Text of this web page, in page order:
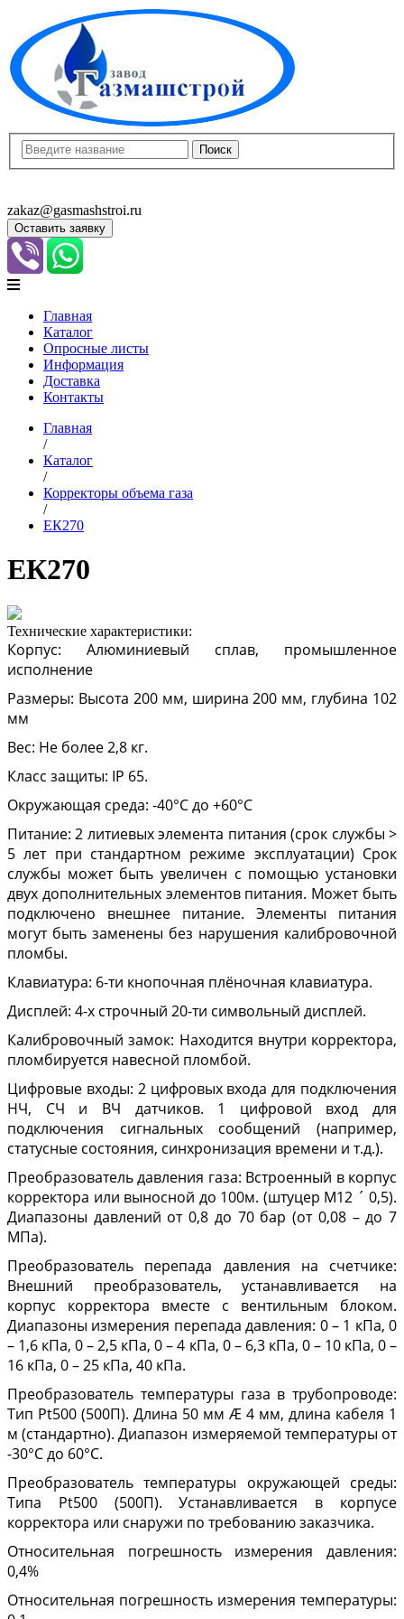
zakaz@gasmashstroi.ru
Оставить заявку
Главная
Каталог
Опросные листы
Информация
Доставка
Контакты
Главная
/
Каталог
/
Корректоры объема газа
/
ЕК270
ЕК270
Технические характеристики:
Корпус: Алюминиевый сплав, промышленное
исполнение
Размеры: Высота 200 мм, ширина 200 мм, глубина 102
мм
Вес: Не более 2,8 кг.
Класс защиты: IP 65.
Окружающая среда: -40°С до +60°С
Питание: 2 литиевых элемента питания (срок службы >
5 лет при стандартном режиме эксплуатации) Срок
службы может быть увеличен с помощью установки
двух дополнительных элементов питания. Может быть
подключено внешнее питание. Элементы питания
могут быть заменены без нарушения калибровочной
пломбы.
Клавиатура: 6-ти кнопочная плёночная клавиатура.
Дисплей: 4-х строчный 20-ти символьный дисплей.
Калибровочный замок: Находится внутри корректора,
пломбируется навесной пломбой.
Цифровые входы: 2 цифровых входа для подключения
НЧ, СЧ и ВЧ датчиков. 1 цифровой вход для
подключения сигнальных сообщений (например,
статусные состояния, синхронизация времени и т.д.).
Преобразователь давления газа: Встроенный в корпус
корректора или выносной до 100м. (штуцер М12 ´ 0,5).
Диапазоны давлений от 0,8 до 70 бар (от 0,08 – до 7
МПа).
Преобразователь перепада давления на счетчике:
Внешний преобразователь, устанавливается на
корпус корректора вместе с вентильным блоком.
Диапазоны измерения перепада давления: 0 – 1 кПа, 0
– 1,6 кПа, 0 – 2,5 кПа, 0 – 4 кПа, 0 – 6,3 кПа, 0 – 10 кПа, 0 –
16 кПа, 0 – 25 кПа, 40 кПа.
Преобразователь температуры газа в трубопроводе:
Тип Pt500 (500П). Длина 50 мм Æ 4 мм, длина кабеля 1
м (стандартно). Диапазон измеряемой температуры от
-30°С до 60°С.
Преобразователь температуры окружающей среды:
Типа Pt500 (500П). Устанавливается в корпусе
корректора или снаружи по требованию заказчика.
Относительная погрешность измерения давления:
0,4%
Относительная погрешность измерения температуры: